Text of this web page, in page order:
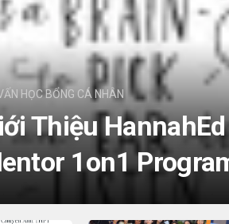
HỌC BỔNG CÁ NHÂN
Thiệu HannahEd
1on1